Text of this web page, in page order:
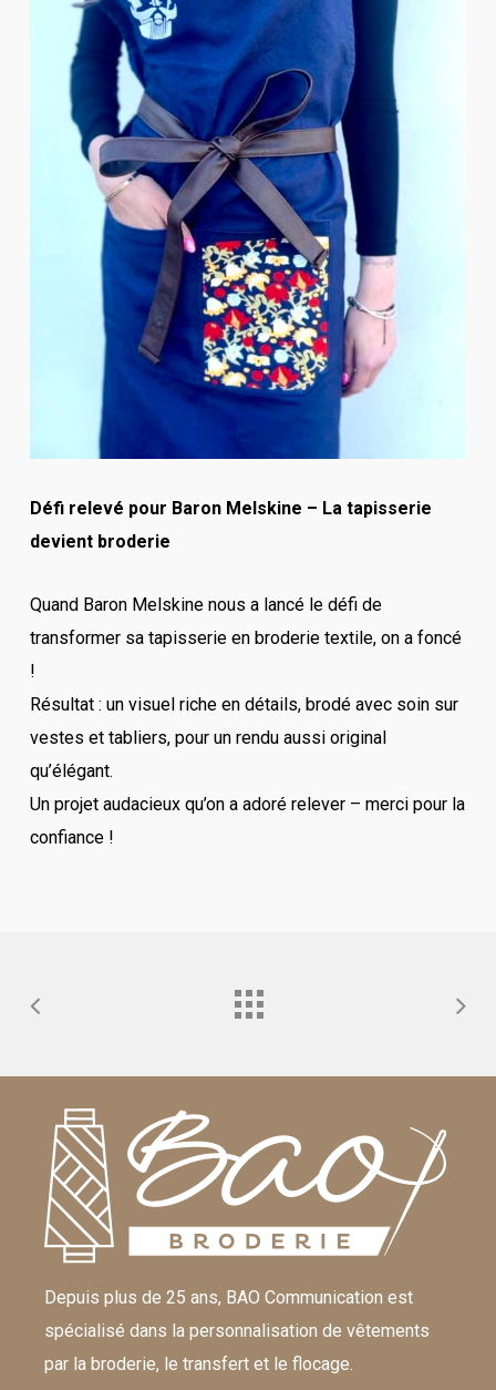
Défi relevé pour Baron Melskine – La tapisserie
devient broderie
Quand Baron Melskine nous a lancé le défi de
transformer sa tapisserie en broderie textile, on a foncé
!
Résultat : un visuel riche en détails, brodé avec soin sur
vestes et tabliers, pour un rendu aussi original
qu’élégant.
Un projet audacieux qu’on a adoré relever – merci pour la
confiance !
Depuis plus de 25 ans, BAO Communication est
spécialisé dans la personnalisation de vêtements
par la broderie, le transfert et le flocage.